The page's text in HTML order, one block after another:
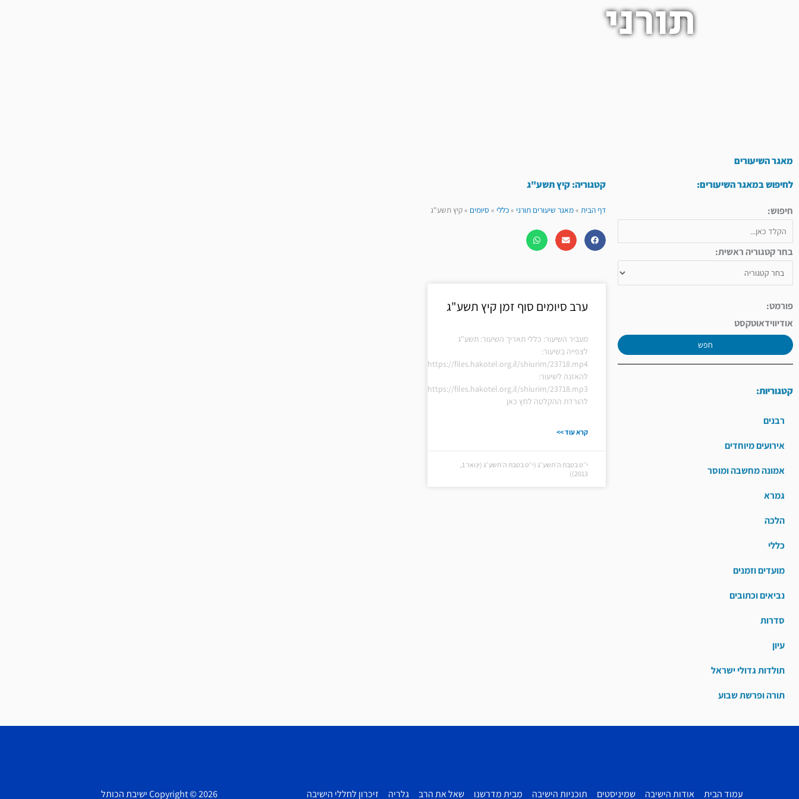
תורני
מאגר השיעורים
לחיפוש במאגר השיעורים:
חיפוש:
בחר קטגוריה ראשית:
פורמט:
אודיווידאוטקסט
חפש
קטגוריות:
רבנים
אירועים מיוחדים
אמונה מחשבה ומוסר
גמרא
הלכה
כללי
מועדים וזמנים
נביאים וכתובים
סדרות
עיון
תולדות גדולי ישראל
תורה ופרשת שבוע
קטגוריה: קיץ תשע"ג
דף הבית»מאגר שיעורים תורני »כללי » סיומים »קיץ תשע"ג
ערב סיומים סוף זמן קיץ תשע"ג
מעביר השיעור: כללי תאריך השיעור: תשע"ג
לצפייה בשיעור:
https://files.hakotel.org.il/shiurim/23718.mp4
להאזנה לשיעור:
https://files.hakotel.org.il/shiurim/23718.mp3
להורדת ההקלטה לחץ כאן
קרא עוד >>
י״ט בטבת ה׳תשע״ג (י״ט בטבת ה׳תשע״ג (ינואר 1,
2013))
עמוד הבית אודות הישיבה שמיניסטים תוכניות הישיבה מבית מדרשנו שאל את הרב גלריה זיכרון לחללי הישיבה Copyright © 2026 ישיבת הכותל